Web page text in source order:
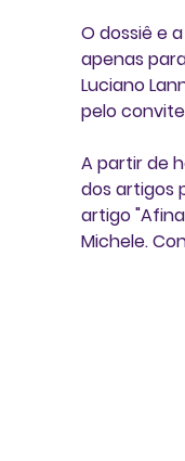
O dossiê e
apenas
Luciano
pelo
A partir de
dos artigos
artigo
Michele.